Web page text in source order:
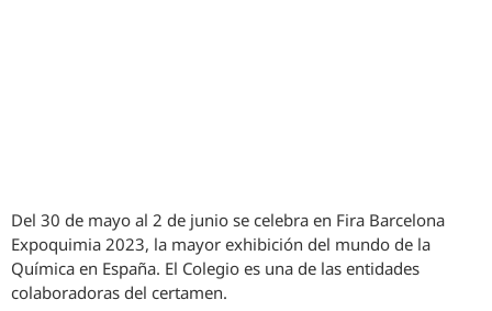
Del 30 de mayo al 2 de junio se celebra en Fira Barcelona
Expoquimia 2023, la mayor exhibición del mundo de la
Química en España. El Colegio es una de las entidades
colaboradoras del certamen.